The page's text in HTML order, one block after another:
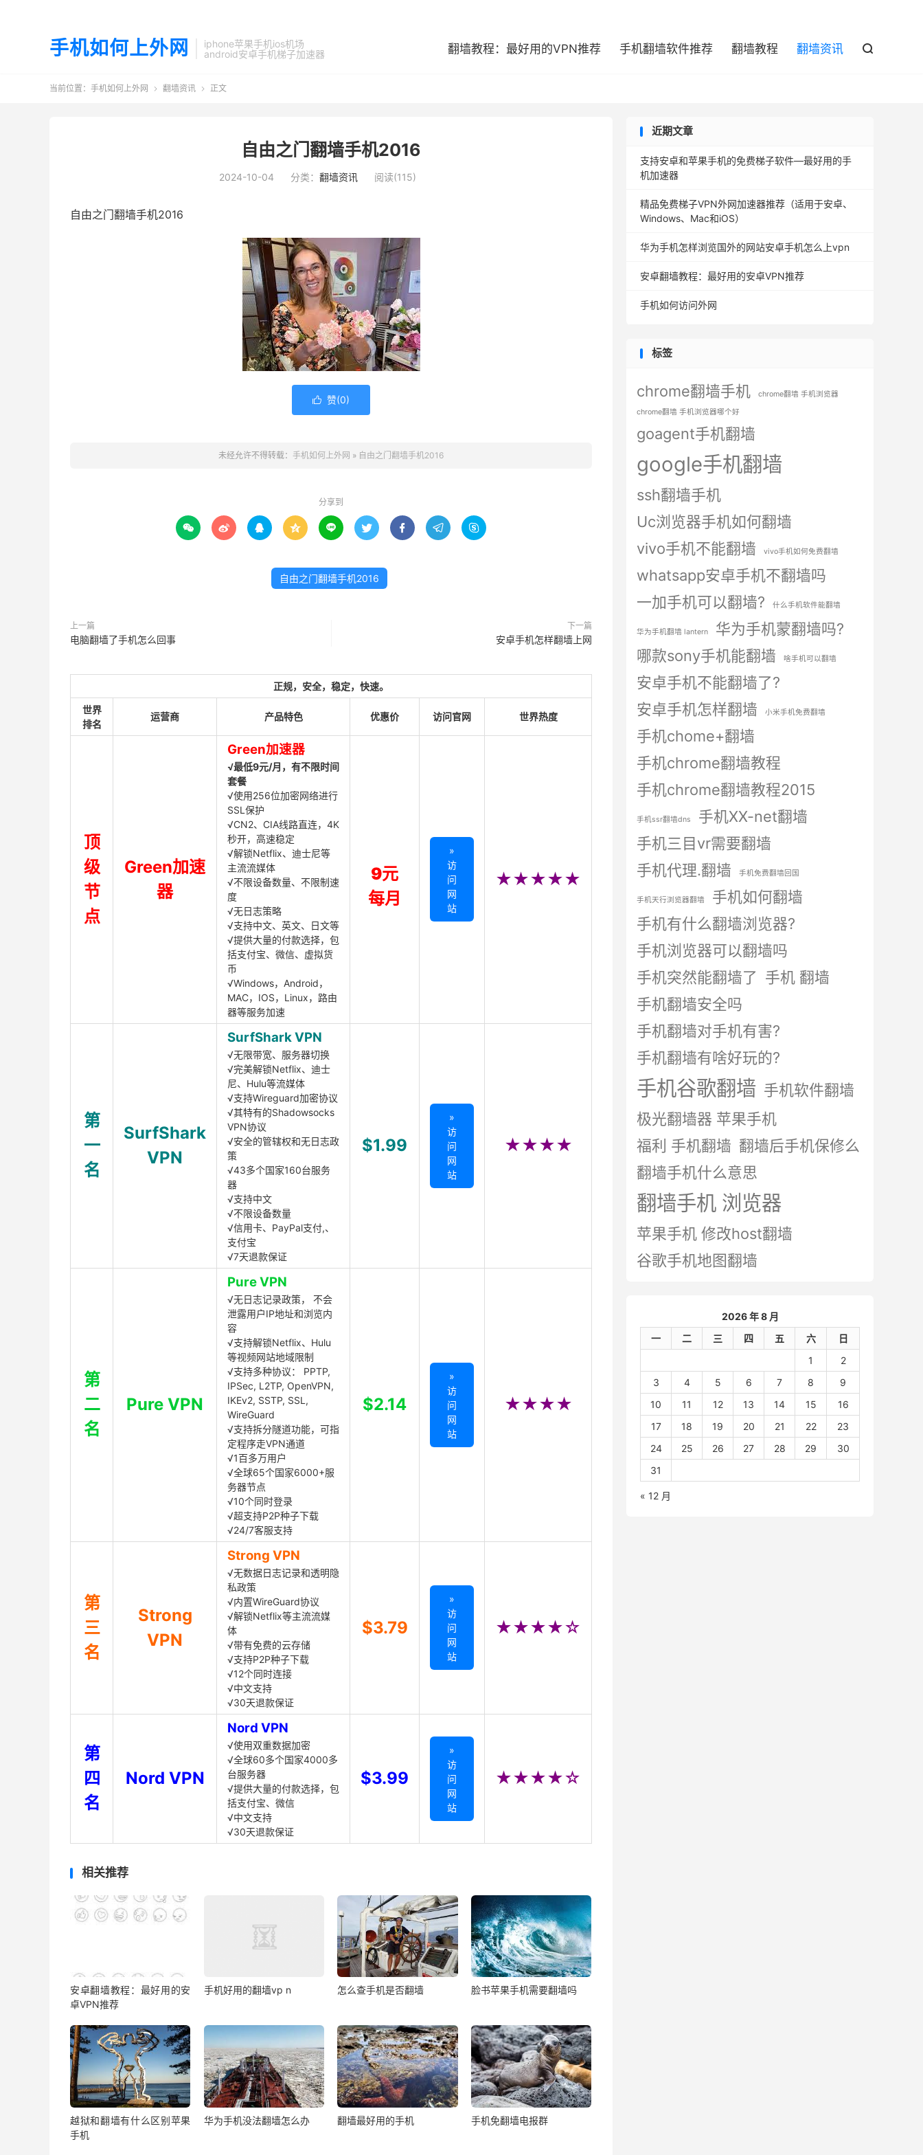
手机如何上外网
iphone苹果手机ios机场
android安卓手机梯子加速器
翻墙教程：最好用的VPN推荐 手机翻墙软件推荐 翻墙教程 翻墙资讯 
当前位置： 手机如何上外网  翻墙资讯  正文
自由之门翻墙手机2016
2024-10-04 分类： 翻墙资讯 阅读(115)
自由之门翻墙手机2016
 赞(0)
未经允许不得转载： 手机如何上外网 » 自由之门翻墙手机2016
分享到
        
自由之门翻墙手机2016
上一篇
电脑翻墙了手机怎么回事
下一篇
安卓手机怎样翻墙上网
正规，安全，稳定，快速。
世界
排名
运营商 产品特色 优惠价 访问官网 世界热度
顶
级
节
点
Green加速
器
Green加速器
√最低9元/月，有不限时间
套餐
√使用256位加密网络进行
SSL保护
√CN2、CIA线路直连，4K
秒开，高速稳定
√解锁Netflix、迪士尼等
主流流媒体
√不限设备数量、不限制速
度
√无日志策略
√支持中文、英文、日文等
√提供大量的付款选择，包
括支付宝、微信、虚拟货
币
√Windows，Android，
MAC，IOS，Linux，路由
器等服务加速
9元
每月
»
访
问
网
站
★★★★★
第
一
名
SurfShark
VPN
SurfShark VPN
√无限带宽、服务器切换
√完美解锁Netflix、迪士
尼、Hulu等流媒体
√支持Wireguard加密协议
√其特有的Shadowsocks
VPN协议
√安全的管辖权和无日志政
策
√43多个国家160台服务
器
√支持中文
√不限设备数量
√信用卡、PayPal支付,、
支付宝
√7天退款保证
$1.99
»
访
问
网
站
★★★★
第
二
名
Pure VPN
Pure VPN
√无日志记录政策， 不会
泄露用户IP地址和浏览内
容
√支持解锁Netflix、Hulu
等视频网站地域限制
√支持多种协议： PPTP,
IPSec, L2TP, OpenVPN,
IKEv2, SSTP, SSL,
WireGuard
√支持拆分隧道功能，可指
定程序走VPN通道
√1百多万用户
√全球65个国家6000+服
务器节点
√10个同时登录
√超支持P2P种子下载
√24/7客服支持
$2.14
»
访
问
网
站
★★★★
第
三
名
Strong
VPN
Strong VPN
√无数据日志记录和透明隐
私政策
√内置WireGuard协议
√解锁Netflix等主流流媒
体
√带有免费的云存储
√支持P2P种子下载
√12个同时连接
√中文支持
√30天退款保证
$3.79
»
访
问
网
站
★★★★☆
第
四
名
Nord VPN
Nord VPN
√使用双重数据加密
√全球60多个国家4000多
台服务器
√提供大量的付款选择，包
括支付宝、微信
√中文支持
√30天退款保证
$3.99
»
访
问
网
站
★★★★☆
相关推荐
安卓翻墙教程：最好用的安
卓VPN推荐
手机好用的翻墙vp n 怎么查手机是否翻墙 脸书苹果手机需要翻墙吗
越狱和翻墙有什么区别苹果
手机
华为手机没法翻墙怎么办 翻墙最好用的手机 手机免翻墙电报群
近期文章
支持安卓和苹果手机的免费梯子软件—最好用的手
机加速器
精品免费梯子VPN外网加速器推荐（适用于安卓、
Windows、Mac和iOS）
华为手机怎样浏览国外的网站安卓手机怎么上vpn
安卓翻墙教程：最好用的安卓VPN推荐
手机如何访问外网
标签
chrome翻墙手机
chrome翻墙 手机浏览器
chrome翻墙 手机浏览器哪个好
goagent手机翻墙
google手机翻墙
ssh翻墙手机
Uc浏览器手机如何翻墙
vivo手机不能翻墙
vivo手机如何免费翻墙
whatsapp安卓手机不翻墙吗
一加手机可以翻墙?
什么手机软件能翻墙
华为手机翻墙 lantern
华为手机蒙翻墙吗?
哪款sony手机能翻墙
啥手机可以翻墙
安卓手机不能翻墙了?
安卓手机怎样翻墙
小米手机免费翻墙
手机chome+翻墙
手机chrome翻墙教程
手机chrome翻墙教程2015
手机ssr翻墙dns
手机XX-net翻墙
手机三目vr需要翻墙
手机代理.翻墙
手机免费翻墙回国
手机天行浏览器翻墙
手机如何翻墙
手机有什么翻墙浏览器?
手机浏览器可以翻墙吗
手机突然能翻墙了 手机 翻墙
手机翻墙安全吗
手机翻墙对手机有害?
手机翻墙有啥好玩的?
手机谷歌翻墙 手机软件翻墙
极光翻墙器 苹果手机
福利 手机翻墙 翻墙后手机保修么
翻墙手机什么意思
翻墙手机 浏览器
苹果手机 修改host翻墙
谷歌手机地图翻墙
2026 年 8 月
一
二 三 四 五 六
日
1
2
3
4 5 6 7 8
9
10
11 12 13 14 15
16
17
18 19 20 21 22
23
24
25 26 27 28 29
30
31
« 12 月